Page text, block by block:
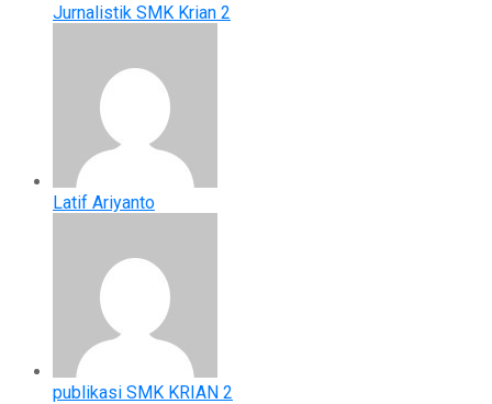
Jurnalistik SMK Krian 2
Latif Ariyanto
publikasi SMK KRIAN 2